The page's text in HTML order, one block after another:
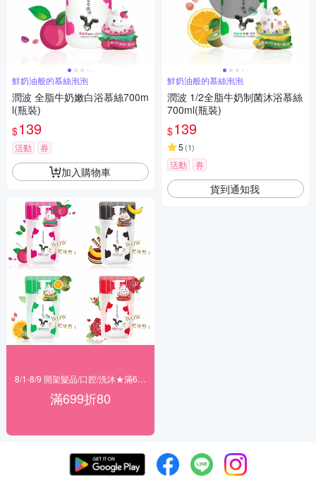
鮮奶油般的慕絲泡泡
潤波 全脂牛奶嫩白浴慕絲700m
l(瓶裝)
$139
活動 券
加入購物車
滿699折80
鮮奶油般的慕絲泡泡
潤波 1/2全脂牛奶制菌沐浴慕絲
700ml(瓶裝)
$139
5 (1)
活動 券
貨到通知我